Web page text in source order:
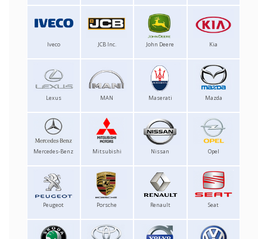
Iveco JCB Inc. John Deere Kia
Lexus MAN Maserati Mazda
Mercedes-Benz Mitsubishi Nissan Opel
Peugeot Porsche Renault Seat